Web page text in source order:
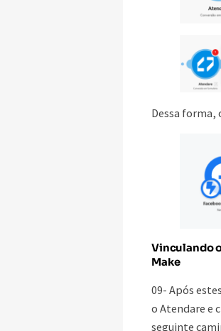
Dessa forma,
Vinculando
Make
09- Após
o Atendare e
seguinte